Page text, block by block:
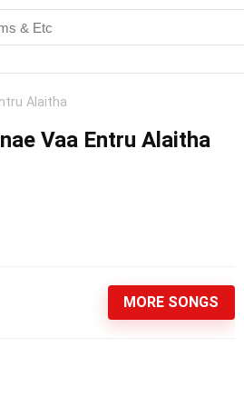
Alaitha
Vaa Entru Alaitha
MORE SONGS